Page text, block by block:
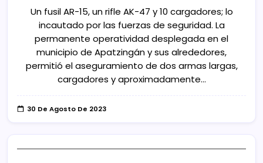
Un fusil AR-15, un rifle AK-47 y 10 cargadores; lo
incautado por las fuerzas de seguridad. La
permanente operatividad desplegada en el
municipio de Apatzingán y sus alrededores,
permitió el aseguramiento de dos armas largas,
cargadores y aproximadamente…
30 De Agosto De 2023